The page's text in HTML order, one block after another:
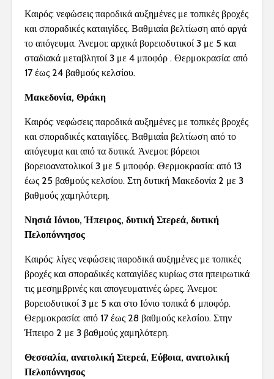
Καιρός: νεφώσεις παροδικά αυξημένες με τοπικές βροχές
και σποραδικές καταιγίδες. Βαθμιαία βελτίωση από αργά
το απόγευμα. Άνεμοι: αρχικά βορειοδυτικοί 3 με 5 και
σταδιακά μεταβλητοί 3 με 4 μποφόρ . Θερμοκρασία: από
17 έως 24 βαθμούς κελσίου.
Μακεδονία, Θράκη
Καιρός: νεφώσεις παροδικά αυξημένες με τοπικές βροχές
και σποραδικές καταιγίδες. Βαθμιαία βελτίωση από το
απόγευμα και από τα δυτικά. Άνεμοι: βόρειοι
βορειοανατολικοί 3 με 5 μποφόρ. Θερμοκρασία: από 13
έως 25 βαθμούς κελσίου. Στη δυτική Μακεδονία 2 με 3
βαθμούς χαμηλότερη.
Νησιά Ιόνιου, Ήπειρος, δυτική Στερεά, δυτική
Πελοπόννησος
Καιρός: λίγες νεφώσεις παροδικά αυξημένες με τοπικές
βροχές και σποραδικές καταιγίδες κυρίως στα ηπειρωτικά
τις μεσημβρινές και απογευματινές ώρες. Άνεμοι:
βορειοδυτικοί 3 με 5 και στο Ιόνιο τοπικά 6 μποφόρ.
Θερμοκρασία: από 17 έως 28 βαθμούς κελσίου. Στην
Ήπειρο 2 με 3 βαθμούς χαμηλότερη.
Θεσσαλία, ανατολική Στερεά, Εύβοια, ανατολική
Πελοπόννησος